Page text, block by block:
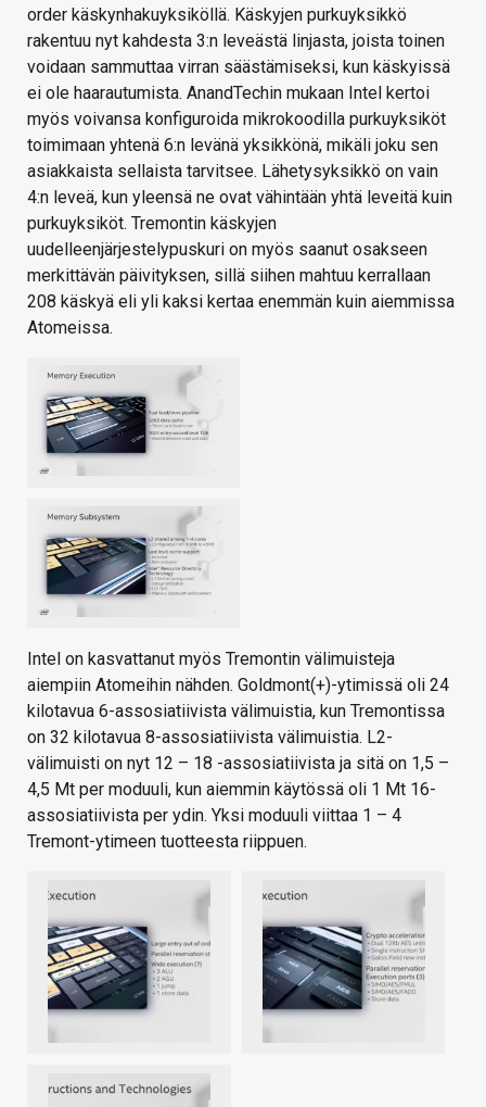
order käskynhakuyksiköllä. Käskyjen purkuyksikkö
rakentuu nyt kahdesta 3:n leveästä linjasta, joista toinen
voidaan sammuttaa virran säästämiseksi, kun käskyissä
ei ole haarautumista. AnandTechin mukaan Intel kertoi
myös voivansa konfiguroida mikrokoodilla purkuyksiköt
toimimaan yhtenä 6:n levänä yksikkönä, mikäli joku sen
asiakkaista sellaista tarvitsee. Lähetysyksikkö on vain
4:n leveä, kun yleensä ne ovat vähintään yhtä leveitä kuin
purkuyksiköt. Tremontin käskyjen
uudelleenjärjestelypuskuri on myös saanut osakseen
merkittävän päivityksen, sillä siihen mahtuu kerrallaan
208 käskyä eli yli kaksi kertaa enemmän kuin aiemmissa
Atomeissa.
Intel on kasvattanut myös Tremontin välimuisteja
aiempiin Atomeihin nähden. Goldmont(+)-ytimissä oli 24
kilotavua 6-assosiatiivista välimuistia, kun Tremontissa
on 32 kilotavua 8-assosiatiivista välimuistia. L2-
välimuisti on nyt 12 – 18 -assosiatiivista ja sitä on 1,5 –
4,5 Mt per moduuli, kun aiemmin käytössä oli 1 Mt 16-
assosiatiivista per ydin. Yksi moduuli viittaa 1 – 4
Tremont-ytimeen tuotteesta riippuen.